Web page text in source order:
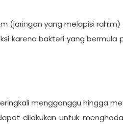
(jaringan yang melapisi
karena bakteri yang bermula
mengganggu hingga
dilakukan untuk